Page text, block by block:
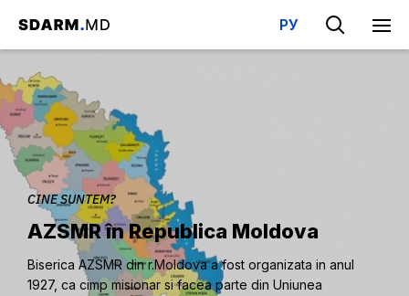
РУ
CINE SUNTEM?
AZSMR în Republica Moldova
Biserica AZSMR din r.Moldova a fost organizata in anul
1927, ca cimp misionar si facea parte din Uniunea